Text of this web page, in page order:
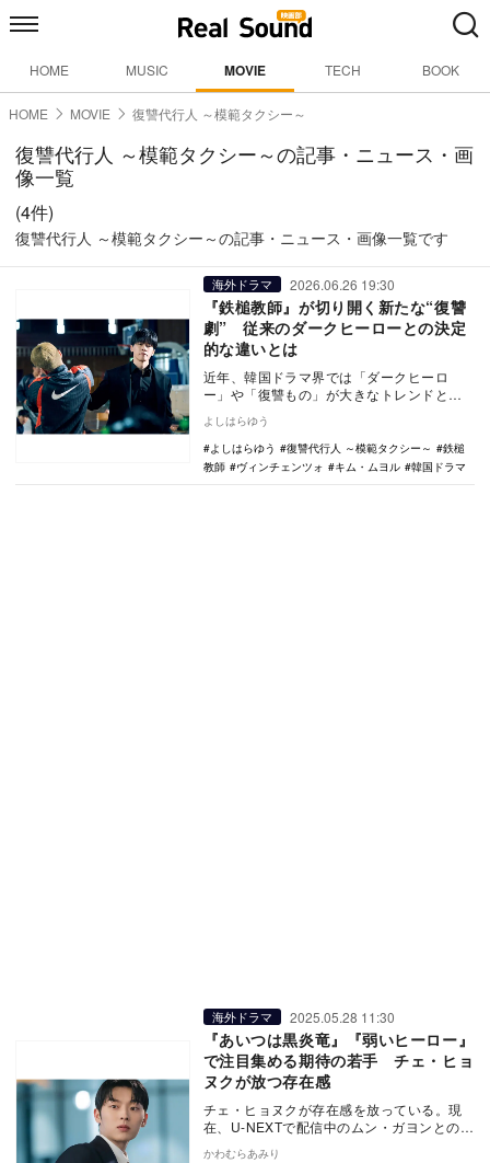
HOME MUSIC MOVIE TECH BOOK
HOME MOVIE 復讐代行人 ～模範タクシー～
復讐代行人 ～模範タクシー～の記事・ニュース・画
像一覧
(4件)
復讐代行人 ～模範タクシー～の記事・ニュース・画像一覧です
海外ドラマ 2026.06.26 19:30
『鉄槌教師』が切り開く新たな“復讐
劇” 従来のダークヒーローとの決定
的な違いとは
近年、韓国ドラマ界では「ダークヒーロ
ー」や「復讐もの」が大きなトレンドとな
公が代わりに制裁…
よしはらゆう
よしはらゆう
復讐代行人 ～模範タクシー～
鉄槌
教師
ヴィンチェンツォ キム・ムヨル 韓国ドラマ
海外ドラマ 2025.05.28 11:30
『あいつは黒炎竜』『弱いヒーロー』
で注目集める期待の若手 チェ・ヒョ
ヌクが放つ存在感
チェ・ヒョヌクが存在感を放っている。現
在、U-NEXTで配信中のムン・ガヨンとのダ
かわむらあみり